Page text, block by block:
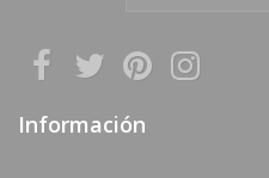
Información